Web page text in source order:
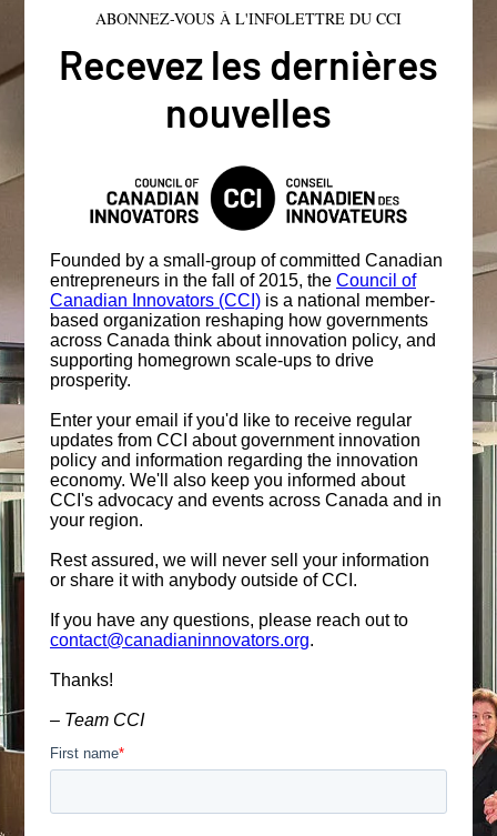
ABONNEZ-VOUS À L'INFOLETTRE DU CCI
Recevez les dernières
nouvelles